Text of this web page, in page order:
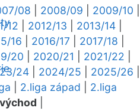
08 2008/09 2009/10
12 2012/13 2013/14
16 2016/17 2017/18
20 2020/21 2021/22
24 2024/25 2025/26
2.liga západ
2.liga